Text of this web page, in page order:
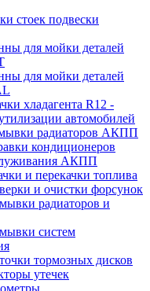
стоек подвески
для мойки деталей
для мойки деталей
хладагента R12 -
автомобилей
радиаторов АКПП
кондиционеров
АКПП
и перекачки топлива
и очистки форсунок
радиаторов и
систем
тормозных дисков
утечек